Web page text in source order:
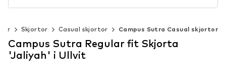
Skjortor Casual skjortor Campus Sutra Casual skjortor
Campus Sutra Regular fit Skjorta
'Jaliyah' i Ullvit